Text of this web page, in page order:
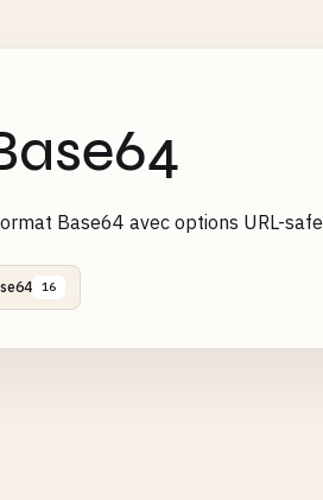
Base64 avec options URL-safe
16